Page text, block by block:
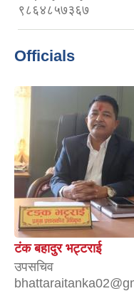
९८६४८५७३६७
Officials
टंक बहादुर भट्टराई
उपसचिव